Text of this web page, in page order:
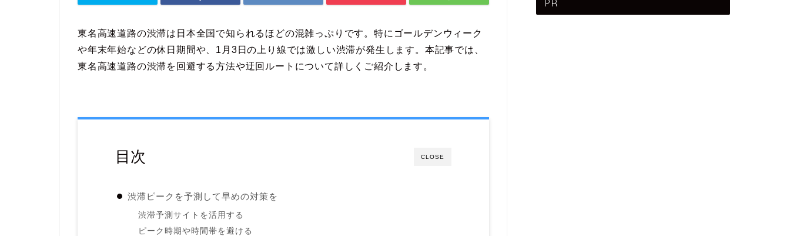
東名高速道路の渋滞は日本全国で知られるほどの混雑っぷりです。特にゴールデンウィーク
や年末年始などの休日期間や、1月3日の上り線では激しい渋滞が発生します。本記事では、
東名高速道路の渋滞を回避する方法や迂回ルートについて詳しくご紹介します。
CLOSE
目次
渋滞ピークを予測して早めの対策を
渋滞予測サイトを活用する
ピーク時期や時間帯を避ける
PR